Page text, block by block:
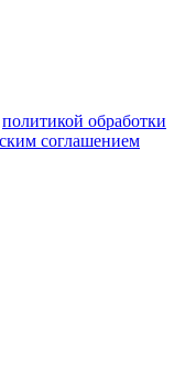
политикой обработки
соглашением